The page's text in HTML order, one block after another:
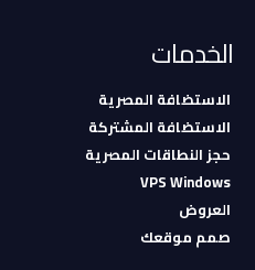
الخدمات
الاستضافة المصرية
الاستضافة المشتركة
حجز النطاقات المصرية
VPS Windows
العروض
صمم موقعك